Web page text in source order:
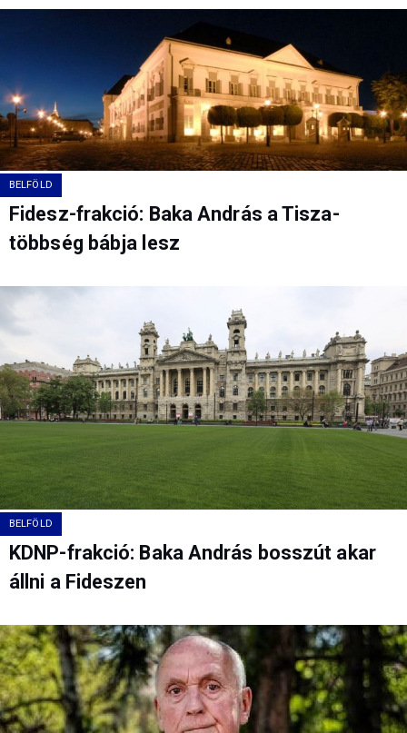
BELFÖLD
Fidesz-frakció: Baka András a Tisza-
többség bábja lesz
BELFÖLD
KDNP-frakció: Baka András bosszút akar
állni a Fideszen